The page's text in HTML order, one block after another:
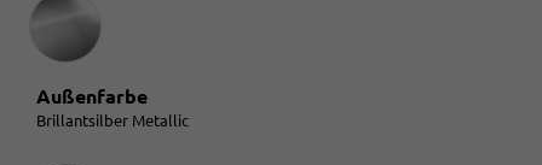
Außenfarbe
Brillantsilber Metallic